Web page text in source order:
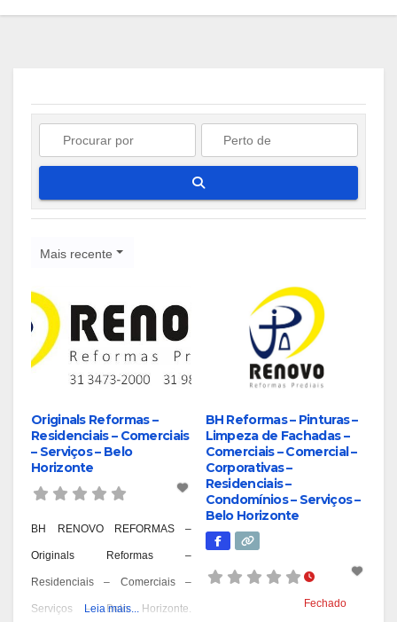
Mais recente
Originals Reformas –
Residenciais – Comerciais
– Serviços – Belo
Horizonte
BH RENOVO REFORMAS –
Originals Reformas –
Residenciais – Comerciais –
Serviços – Belo Horizonte.
Leia mais...
BH Reformas – Pinturas –
Limpeza de Fachadas –
Comerciais – Comercial –
Corporativas –
Residenciais –
Condomínios – Serviços –
Belo Horizonte
Fechado